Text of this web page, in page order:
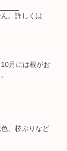
。詳しくは
月には根がお
、枝ぶりなど